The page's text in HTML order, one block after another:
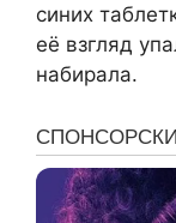
синих
её взгляд
набирала.